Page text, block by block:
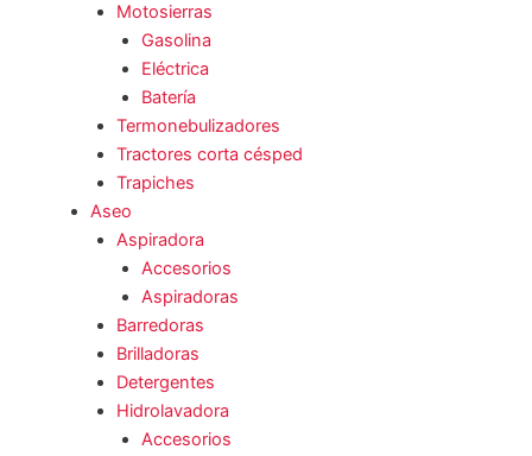
Motosierras
Gasolina
Eléctrica
Batería
Termonebulizadores
Tractores corta césped
Trapiches
Aseo
Aspiradora
Accesorios
Aspiradoras
Barredoras
Brilladoras
Detergentes
Hidrolavadora
Accesorios